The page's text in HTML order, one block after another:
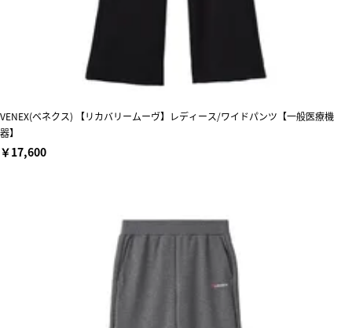
VENEX(ベネクス) 【リカバリームーヴ】レディース/ワイドパンツ【一般医療機
器】
￥17,600